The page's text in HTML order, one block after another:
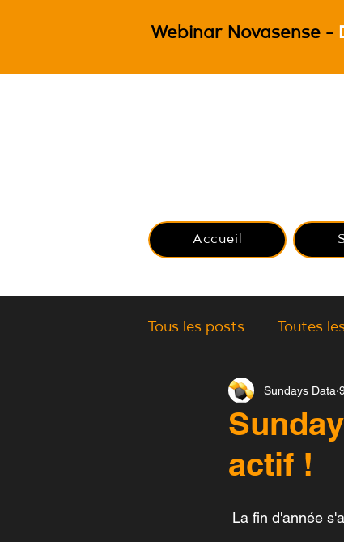
Webinar Novasense -
Accueil
Tous les posts Toutes
Solar-Log-Etudes de
Service Onduleur
Monitoring et
actif !
Sundays Data
La fin d'année